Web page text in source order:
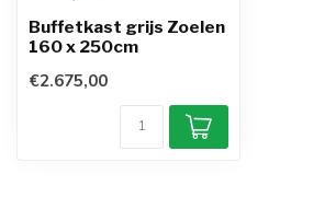
Buffetkast grijs Zoelen
160 x 250cm
€2.675,00